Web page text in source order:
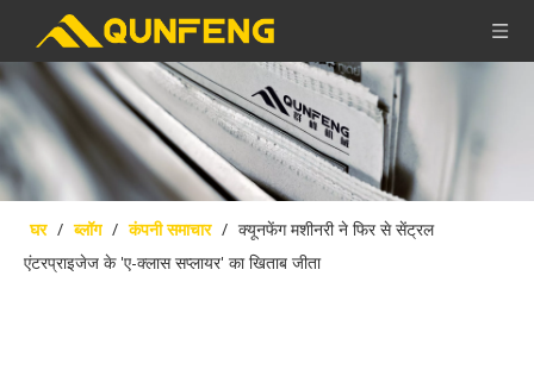
घर / ब्लॉग / कंपनी समाचार / क्यूनफेंग मशीनरी ने फिर से सेंट्रल
एंटरप्राइजेज के 'ए-क्लास सप्लायर' का खिताब जीता